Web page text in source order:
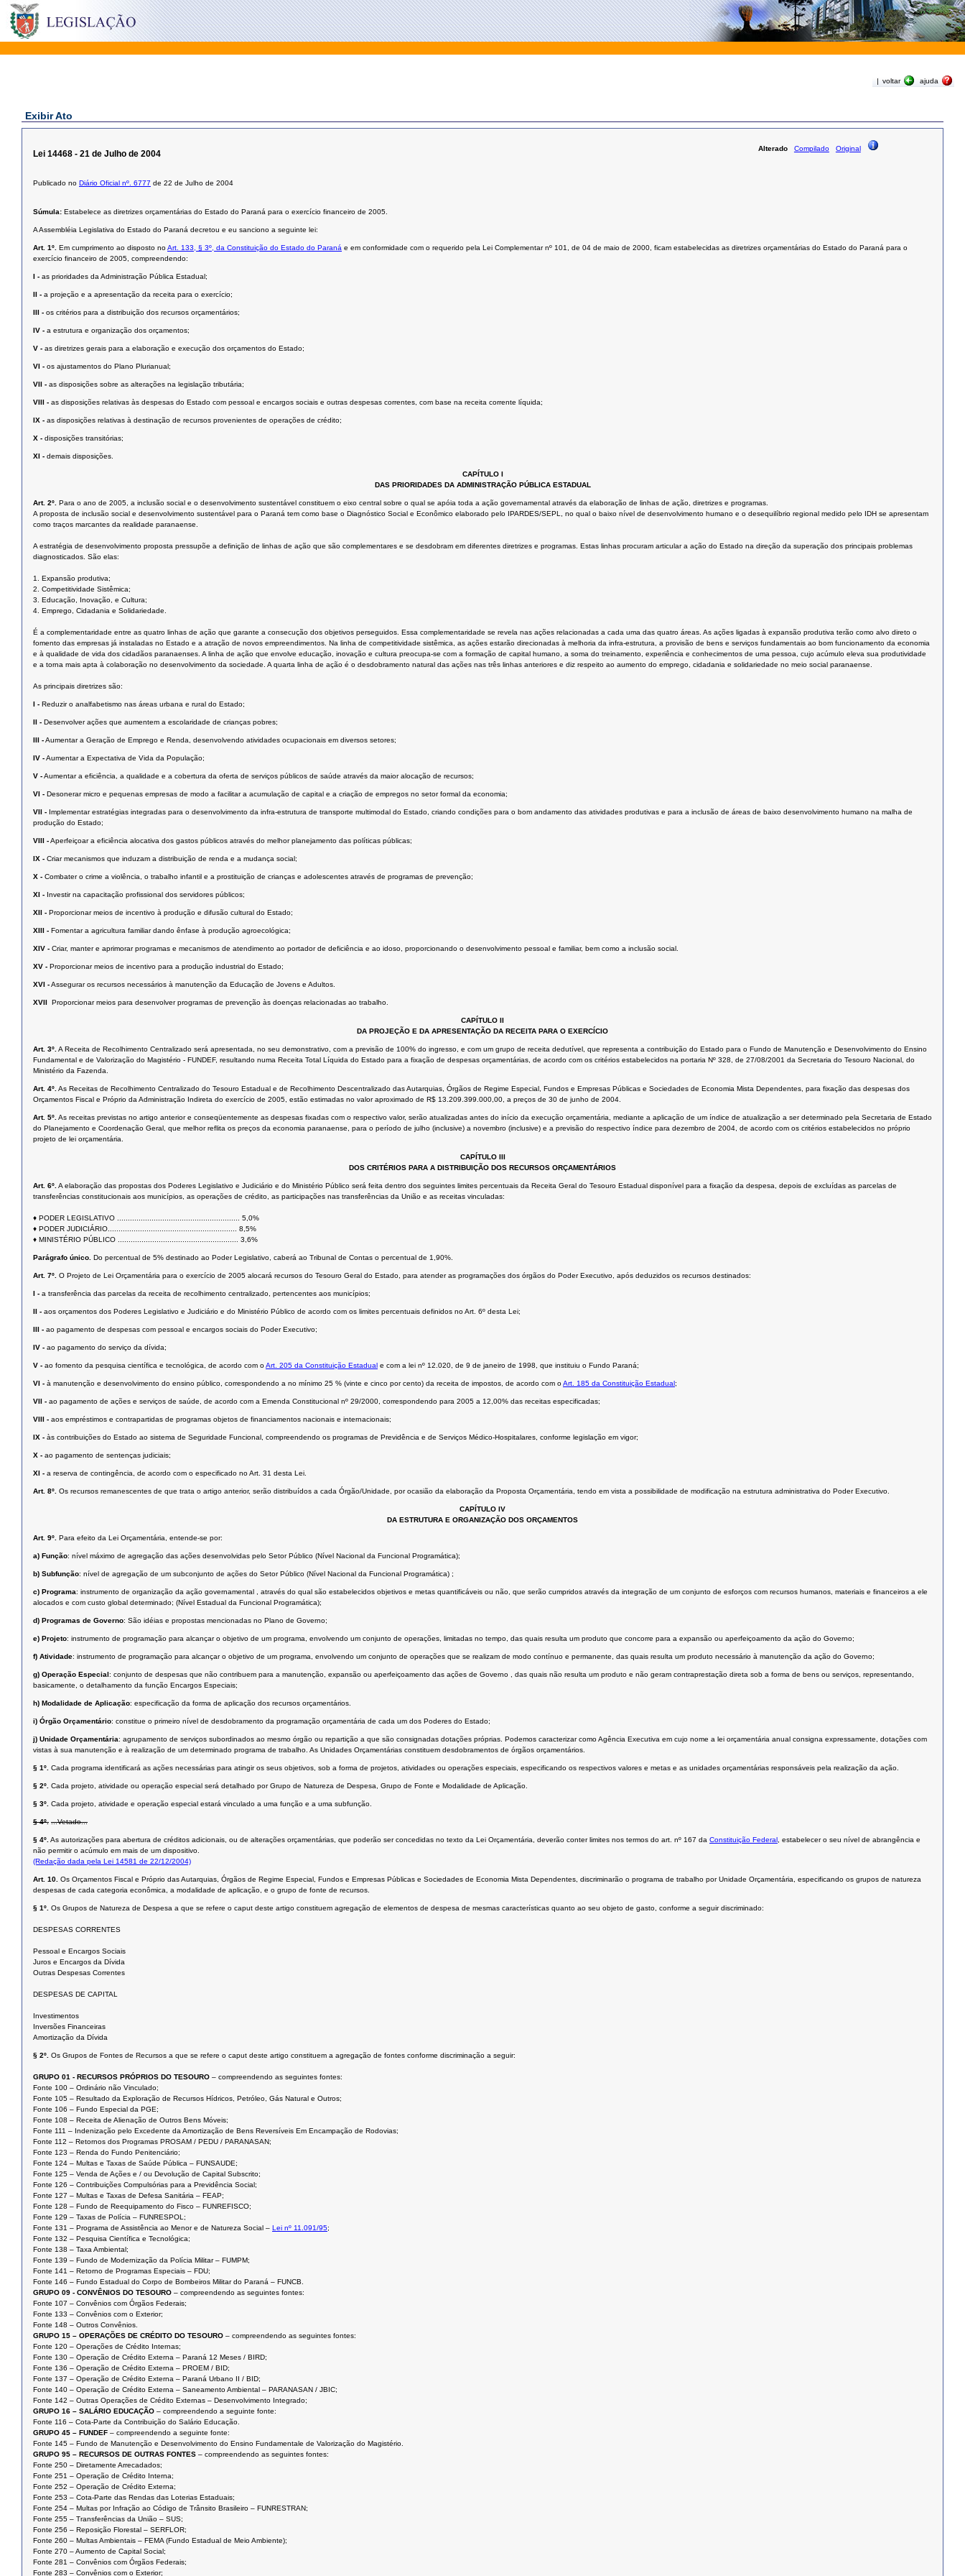
| voltar ajuda
Exibir Ato
Alterado Compilado Original
Lei 14468 - 21 de Julho de 2004
Publicado no Diário Oficial nº. 6777 de 22 de Julho de 2004
Súmula: Estabelece as diretrizes orçamentárias do Estado do Paraná para o exercício financeiro de 2005.
A Assembléia Legislativa do Estado do Paraná decretou e eu sanciono a seguinte lei:
Art. 1º. Em cumprimento ao disposto noArt. 133, § 3º, da Constituição do Estado do Paraná e em conformidade com o requerido pela Lei Complementar nº 101, de 04 de maio de 2000, ficam estabelecidas as diretrizes orçamentárias do Estado do Paraná para o
exercício financeiro de 2005, compreendendo:
I - as prioridades da Administração Pública Estadual;
II - a projeção e a apresentação da receita para o exercício;
III - os critérios para a distribuição dos recursos orçamentários;
IV - a estrutura e organização dos orçamentos;
V - as diretrizes gerais para a elaboração e execução dos orçamentos do Estado;
VI - os ajustamentos do Plano Plurianual;
VII - as disposições sobre as alterações na legislação tributária;
VIII - as disposições relativas às despesas do Estado com pessoal e encargos sociais e outras despesas correntes, com base na receita corrente líquida;
IX - as disposições relativas à destinação de recursos provenientes de operações de crédito;
X - disposições transitórias;
XI - demais disposições.
CAPÍTULO I
DAS PRIORIDADES DA ADMINISTRAÇÃO PÚBLICA ESTADUAL
Art. 2º. Para o ano de 2005, a inclusão social e o desenvolvimento sustentável constituem o eixo central sobre o qual se apóia toda a ação governamental através da elaboração de linhas de ação, diretrizes e programas.
A proposta de inclusão social e desenvolvimento sustentável para o Paraná tem como base o Diagnóstico Social e Econômico elaborado pelo IPARDES/SEPL, no qual o baixo nível de desenvolvimento humano e o desequilíbrio regional medido pelo IDH se apresentam
como traços marcantes da realidade paranaense.
A estratégia de desenvolvimento proposta pressupõe a definição de linhas de ação que são complementares e se desdobram em diferentes diretrizes e programas. Estas linhas procuram articular a ação do Estado na direção da superação dos principais problemas
diagnosticados. São elas:
1. Expansão produtiva;
2. Competitividade Sistêmica;
3. Educação, Inovação, e Cultura;
4. Emprego, Cidadania e Solidariedade.
É a complementaridade entre as quatro linhas de ação que garante a consecução dos objetivos perseguidos. Essa complementaridade se revela nas ações relacionadas a cada uma das quatro áreas. As ações ligadas à expansão produtiva terão como alvo direto o
fomento das empresas já instaladas no Estado e a atração de novos empreendimentos. Na linha de competitividade sistêmica, as ações estarão direcionadas à melhoria da infra-estrutura, a provisão de bens e serviços fundamentais ao bom funcionamento da economia
e à qualidade de vida dos cidadãos paranaenses. A linha de ação que envolve educação, inovação e cultura preocupa-se com a formação de capital humano, a soma do treinamento, experiência e conhecimentos de uma pessoa, cujo acúmulo eleva sua produtividade
e a torna mais apta à colaboração no desenvolvimento da sociedade. A quarta linha de ação é o desdobramento natural das ações nas três linhas anteriores e diz respeito ao aumento do emprego, cidadania e solidariedade no meio social paranaense.
As principais diretrizes são:
I - Reduzir o analfabetismo nas áreas urbana e rural do Estado;
II - Desenvolver ações que aumentem a escolaridade de crianças pobres;
III -Aumentar a Geração de Emprego e Renda, desenvolvendo atividades ocupacionais em diversos setores;
IV -Aumentar a Expectativa de Vida da População;
V -Aumentar a eficiência, a qualidade e a cobertura da oferta de serviços públicos de saúde através da maior alocação de recursos;
VI - Desonerar micro e pequenas empresas de modo a facilitar a acumulação de capital e a criação de empregos no setor formal da economia;
VII - Implementar estratégias integradas para o desenvolvimento da infra-estrutura de transporte multimodal do Estado, criando condições para o bom andamento das atividades produtivas e para a inclusão de áreas de baixo desenvolvimento humano na malha de
produção do Estado;
VIII -Aperfeiçoar a eficiência alocativa dos gastos públicos através do melhor planejamento das políticas públicas;
IX - Criar mecanismos que induzam a distribuição de renda e a mudança social;
X - Combater o crime a violência, o trabalho infantil e a prostituição de crianças e adolescentes através de programas de prevenção;
XI - Investir na capacitação profissional dos servidores públicos;
XII - Proporcionar meios de incentivo à produção e difusão cultural do Estado;
XIII - Fomentar a agricultura familiar dando ênfase à produção agroecológica;
XIV - Criar, manter e aprimorar programas e mecanismos de atendimento ao portador de deficiência e ao idoso, proporcionando o desenvolvimento pessoal e familiar, bem como a inclusão social.
XV - Proporcionar meios de incentivo para a produção industrial do Estado;
XVI -Assegurar os recursos necessários à manutenção da Educação de Jovens e Adultos.
XVII  Proporcionar meios para desenvolver programas de prevenção às doenças relacionadas ao trabalho.
CAPÍTULO II
DA PROJEÇÃO E DA APRESENTAÇÃO DA RECEITA PARA O EXERCÍCIO
Art. 3º.A Receita de Recolhimento Centralizado será apresentada, no seu demonstrativo, com a previsão de 100% do ingresso, e com um grupo de receita dedutível, que representa a contribuição do Estado para o Fundo de Manutenção e Desenvolvimento do Ensino
Fundamental e de Valorização do Magistério - FUNDEF, resultando numa Receita Total Líquida do Estado para a fixação de despesas orçamentárias, de acordo com os critérios estabelecidos na portaria Nº 328, de 27/08/2001 da Secretaria do Tesouro Nacional, do
Ministério da Fazenda.
Art. 4º.As Receitas de Recolhimento Centralizado do Tesouro Estadual e de Recolhimento Descentralizado das Autarquias, Órgãos de Regime Especial, Fundos e Empresas Públicas e Sociedades de Economia Mista Dependentes, para fixação das despesas dos
Orçamentos Fiscal e Próprio da Administração Indireta do exercício de 2005, estão estimadas no valor aproximado de R$ 13.209.399.000,00, a preços de 30 de junho de 2004.
Art. 5º.As receitas previstas no artigo anterior e conseqüentemente as despesas fixadas com o respectivo valor, serão atualizadas antes do início da execução orçamentária, mediante a aplicação de um índice de atualização a ser determinado pela Secretaria de Estado
do Planejamento e Coordenação Geral, que melhor reflita os preços da economia paranaense, para o período de julho (inclusive) a novembro (inclusive) e a previsão do respectivo índice para dezembro de 2004, de acordo com os critérios estabelecidos no próprio
projeto de lei orçamentária.
CAPÍTULO III
DOS CRITÉRIOS PARA A DISTRIBUIÇÃO DOS RECURSOS ORÇAMENTÁRIOS
Art. 6º.A elaboração das propostas dos Poderes Legislativo e Judiciário e do Ministério Público será feita dentro dos seguintes limites percentuais da Receita Geral do Tesouro Estadual disponível para a fixação da despesa, depois de excluídas as parcelas de
transferências constitucionais aos municípios, as operações de crédito, as participações nas transferências da União e as receitas vinculadas:
♦ PODER LEGISLATIVO ......................................................... 5,0%
♦ PODER JUDICIÁRIO............................................................ 8,5%
♦ MINISTÉRIO PÚBLICO ........................................................ 3,6%
Parágrafo único. Do percentual de 5% destinado ao Poder Legislativo, caberá ao Tribunal de Contas o percentual de 1,90%.
Art. 7º. O Projeto de Lei Orçamentária para o exercício de 2005 alocará recursos do Tesouro Geral do Estado, para atender as programações dos órgãos do Poder Executivo, após deduzidos os recursos destinados:
I - a transferência das parcelas da receita de recolhimento centralizado, pertencentes aos municípios;
II - aos orçamentos dos Poderes Legislativo e Judiciário e do Ministério Público de acordo com os limites percentuais definidos no Art. 6º desta Lei;
III - ao pagamento de despesas com pessoal e encargos sociais do Poder Executivo;
IV - ao pagamento do serviço da dívida;
V - ao fomento da pesquisa científica e tecnológica, de acordo com oArt. 205 da Constituição Estadual e com a lei nº 12.020, de 9 de janeiro de 1998, que instituiu o Fundo Paraná;
VI - à manutenção e desenvolvimento do ensino público, correspondendo a no mínimo 25 % (vinte e cinco por cento) da receita de impostos, de acordo com oArt. 185 da Constituição Estadual ;
VII - ao pagamento de ações e serviços de saúde, de acordo com a Emenda Constitucional nº 29/2000, correspondendo para 2005 a 12,00% das receitas especificadas;
VIII - aos empréstimos e contrapartidas de programas objetos de financiamentos nacionais e internacionais;
IX - às contribuições do Estado ao sistema de Seguridade Funcional, compreendendo os programas de Previdência e de Serviços Médico-Hospitalares, conforme legislação em vigor;
X - ao pagamento de sentenças judiciais;
XI - a reserva de contingência, de acordo com o especificado no Art. 31 desta Lei.
Art. 8º. Os recursos remanescentes de que trata o artigo anterior, serão distribuídos a cada Órgão/Unidade, por ocasião da elaboração da Proposta Orçamentária, tendo em vista a possibilidade de modificação na estrutura administrativa do Poder Executivo.
CAPÍTULO IV
DA ESTRUTURA E ORGANIZAÇÃO DOS ORÇAMENTOS
Art. 9º. Para efeito da Lei Orçamentária, entende-se por:
a) Função: nível máximo de agregação das ações desenvolvidas pelo Setor Público (Nível Nacional da Funcional Programática);
b) Subfunção: nível de agregação de um subconjunto de ações do Setor Público (Nível Nacional da Funcional Programática) ;
c) Programa: instrumento de organização da ação governamental , através do qual são estabelecidos objetivos e metas quantificáveis ou não, que serão cumpridos através da integração de um conjunto de esforços com recursos humanos, materiais e financeiros a ele
alocados e com custo global determinado; (Nível Estadual da Funcional Programática);
d) Programas de Governo: São idéias e propostas mencionadas no Plano de Governo;
e) Projeto: instrumento de programação para alcançar o objetivo de um programa, envolvendo um conjunto de operações, limitadas no tempo, das quais resulta um produto que concorre para a expansão ou aperfeiçoamento da ação do Governo;
f) Atividade: instrumento de programação para alcançar o objetivo de um programa, envolvendo um conjunto de operações que se realizam de modo contínuo e permanente, das quais resulta um produto necessário à manutenção da ação do Governo;
g) Operação Especial : conjunto de despesas que não contribuem para a manutenção, expansão ou aperfeiçoamento das ações de Governo , das quais não resulta um produto e não geram contraprestação direta sob a forma de bens ou serviços, representando,
basicamente, o detalhamento da função Encargos Especiais;
h) Modalidade de Aplicação: especificação da forma de aplicação dos recursos orçamentários.
i) Órgão Orçamentário: constitue o primeiro nível de desdobramento da programação orçamentária de cada um dos Poderes do Estado;
j) Unidade Orçamentária: agrupamento de serviços subordinados ao mesmo órgão ou repartição a que são consignadas dotações próprias. Podemos caracterizar como Agência Executiva em cujo nome a lei orçamentária anual consigna expressamente, dotações com
vistas à sua manutenção e à realização de um determinado programa de trabalho. As Unidades Orçamentárias constituem desdobramentos de órgãos orçamentários.
§ 1º. Cada programa identificará as ações necessárias para atingir os seus objetivos, sob a forma de projetos, atividades ou operações especiais, especificando os respectivos valores e metas e as unidades orçamentárias responsáveis pela realização da ação.
§ 2º. Cada projeto, atividade ou operação especial será detalhado por Grupo de Natureza de Despesa, Grupo de Fonte e Modalidade de Aplicação.
§ 3º. Cada projeto, atividade e operação especial estará vinculado a uma função e a uma subfunção.
§ 4º. ...Vetado...
§ 4º.As autorizações para abertura de créditos adicionais, ou de alterações orçamentárias, que poderão ser concedidas no texto da Lei Orçamentária, deverão conter limites nos termos do art. nº 167 da Constituição Federal , estabelecer o seu nível de abrangência e
não permitir o acúmulo em mais de um dispositivo.
(Redação dada pela Lei 14581 de 22/12/2004)
Art. 10. Os Orçamentos Fiscal e Próprio das Autarquias, Órgãos de Regime Especial, Fundos e Empresas Públicas e Sociedades de Economia Mista Dependentes, discriminarão o programa de trabalho por Unidade Orçamentária, especificando os grupos de natureza
despesas de cada categoria econômica, a modalidade de aplicação, e o grupo de fonte de recursos.
§ 1º. Os Grupos de Natureza de Despesa a que se refere o caput deste artigo constituem agregação de elementos de despesa de mesmas características quanto ao seu objeto de gasto, conforme a seguir discriminado:
DESPESAS CORRENTES
Pessoal e Encargos Sociais
Juros e Encargos da Dívida
Outras Despesas Correntes
DESPESAS DE CAPITAL
Investimentos
Inversões Financeiras
Amortização da Dívida
§ 2º. Os Grupos de Fontes de Recursos a que se refere o caput deste artigo constituem a agregação de fontes conforme discriminação a seguir:
GRUPO 01 - RECURSOS PRÓPRIOS DO TESOURO – compreendendo as seguintes fontes:
Fonte 100 – Ordinário não Vinculado;
Fonte 105 – Resultado da Exploração de Recursos Hídricos, Petróleo, Gás Natural e Outros;
Fonte 106 – Fundo Especial da PGE;
Fonte 108 – Receita de Alienação de Outros Bens Móveis;
Fonte 111 – Indenização pelo Excedente da Amortização de Bens Reversíveis Em Encampação de Rodovias;
Fonte 112 – Retornos dos Programas PROSAM / PEDU / PARANASAN;
Fonte 123 – Renda do Fundo Penitenciário;
Fonte 124 – Multas e Taxas de Saúde Pública – FUNSAUDE;
Fonte 125 – Venda de Ações e / ou Devolução de Capital Subscrito;
Fonte 126 – Contribuições Compulsórias para a Previdência Social;
Fonte 127 – Multas e Taxas de Defesa Sanitária – FEAP;
Fonte 128 – Fundo de Reequipamento do Fisco – FUNREFISCO;
Fonte 129 – Taxas de Polícia – FUNRESPOL;
Fonte 131 – Programa de Assistência ao Menor e de Natureza Social – Lei nº 11.091/95;
Fonte 132 – Pesquisa Científica e Tecnológica;
Fonte 138 – Taxa Ambiental;
Fonte 139 – Fundo de Modernização da Polícia Militar – FUMPM;
Fonte 141 – Retorno de Programas Especiais – FDU;
Fonte 146 – Fundo Estadual do Corpo de Bombeiros Militar do Paraná – FUNCB.
GRUPO 09 - CONVÊNIOS DO TESOURO – compreendendo as seguintes fontes:
Fonte 107 – Convênios com Órgãos Federais;
Fonte 133 – Convênios com o Exterior;
Fonte 148 – Outros Convênios.
GRUPO 15 – OPERAÇÕES DE CRÉDITO DO TESOURO – compreendendo as seguintes fontes:
Fonte 120 – Operações de Crédito Internas;
Fonte 130 – Operação de Crédito Externa – Paraná 12 Meses / BIRD;
Fonte 136 – Operação de Crédito Externa – PROEM / BID;
Fonte 137 – Operação de Crédito Externa – Paraná Urbano II / BID;
Fonte 140 – Operação de Crédito Externa – Saneamento Ambiental – PARANASAN / JBIC;
Fonte 142 – Outras Operações de Crédito Externas – Desenvolvimento Integrado;
GRUPO 16 – SALÁRIO EDUCAÇÃO – compreendendo a seguinte fonte:
Fonte 116 – Cota-Parte da Contribuição do Salário Educação.
GRUPO 45 – FUNDEF – compreendendo a seguinte fonte:
Fonte 145 – Fundo de Manutenção e Desenvolvimento do Ensino Fundamentale de Valorização do Magistério.
GRUPO 95 – RECURSOS DE OUTRAS FONTES – compreendendo as seguintes fontes:
Fonte 250 – Diretamente Arrecadados;
Fonte 251 – Operação de Crédito Interna;
Fonte 252 – Operação de Crédito Externa;
Fonte 253 – Cota-Parte das Rendas das Loterias Estaduais;
Fonte 254 – Multas por Infração ao Código de Trânsito Brasileiro – FUNRESTRAN;
Fonte 255 – Transferências da União – SUS;
Fonte 256 – Reposição Florestal – SERFLOR;
Fonte 260 – Multas Ambientais – FEMA (Fundo Estadual de Meio Ambiente);
Fonte 270 – Aumento de Capital Social;
Fonte 281 – Convênios com Órgãos Federais;
Fonte 283 – Convênios com o Exterior;